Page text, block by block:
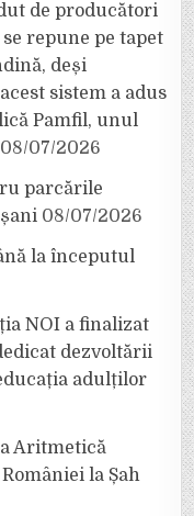
de producători
repune pe tapet
deși
sistem a adus
Pamfil, unul
08/07/2026
parcările
08/07/2026
la începutul
NOI a finalizat
dezvoltării
adulților
Aritmetică
la Șah